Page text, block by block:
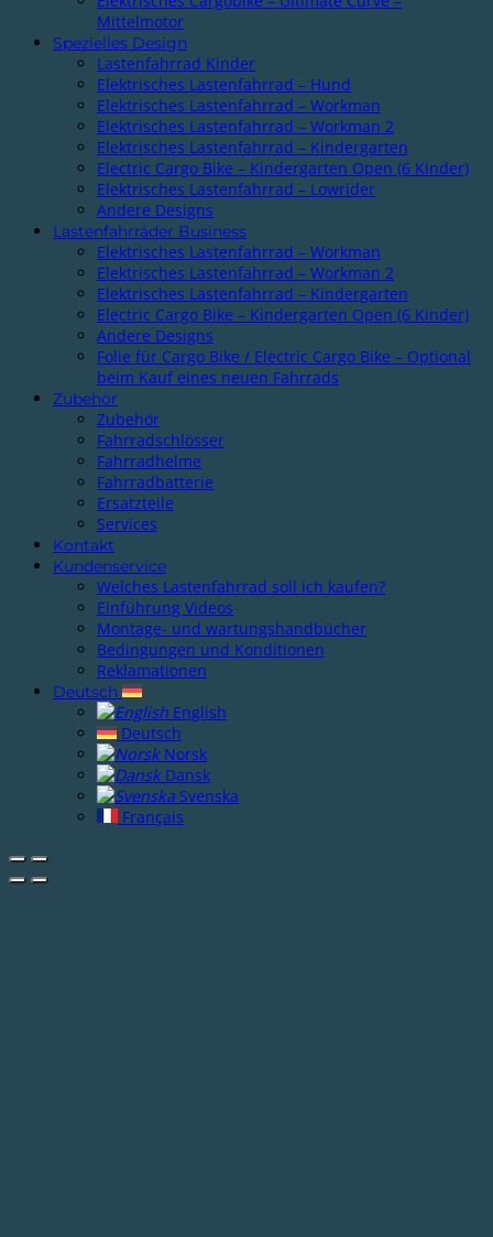
Mittelmotor
Spezielles Design
Lastenfahrrad Kinder
Elektrisches Lastenfahrrad – Hund
Elektrisches Lastenfahrrad – Workman
Elektrisches Lastenfahrrad – Workman 2
Elektrisches Lastenfahrrad – Kindergarten
Electric Cargo Bike – Kindergarten Open (6 Kinder)
Elektrisches Lastenfahrrad – Lowrider
Andere Designs
Lastenfahrräder Business
Elektrisches Lastenfahrrad – Workman
Elektrisches Lastenfahrrad – Workman 2
Elektrisches Lastenfahrrad – Kindergarten
Electric Cargo Bike – Kindergarten Open (6 Kinder)
Andere Designs
Folie für Cargo Bike / Electric Cargo Bike – Optional
beim Kauf eines neuen Fahrrads
Zubehör
Zubehör
Fahrradschlösser
Fahrradhelme
Fahrradbatterie
Ersatzteile
Services
Kontakt
Kundenservice
Welches Lastenfahrrad soll ich kaufen?
Einführung Videos
Montage- und wartungshandbücher
Bedingungen und Konditionen
Reklamationen
Deutsch
English
Deutsch
Norsk
Dansk
Svenska
Français